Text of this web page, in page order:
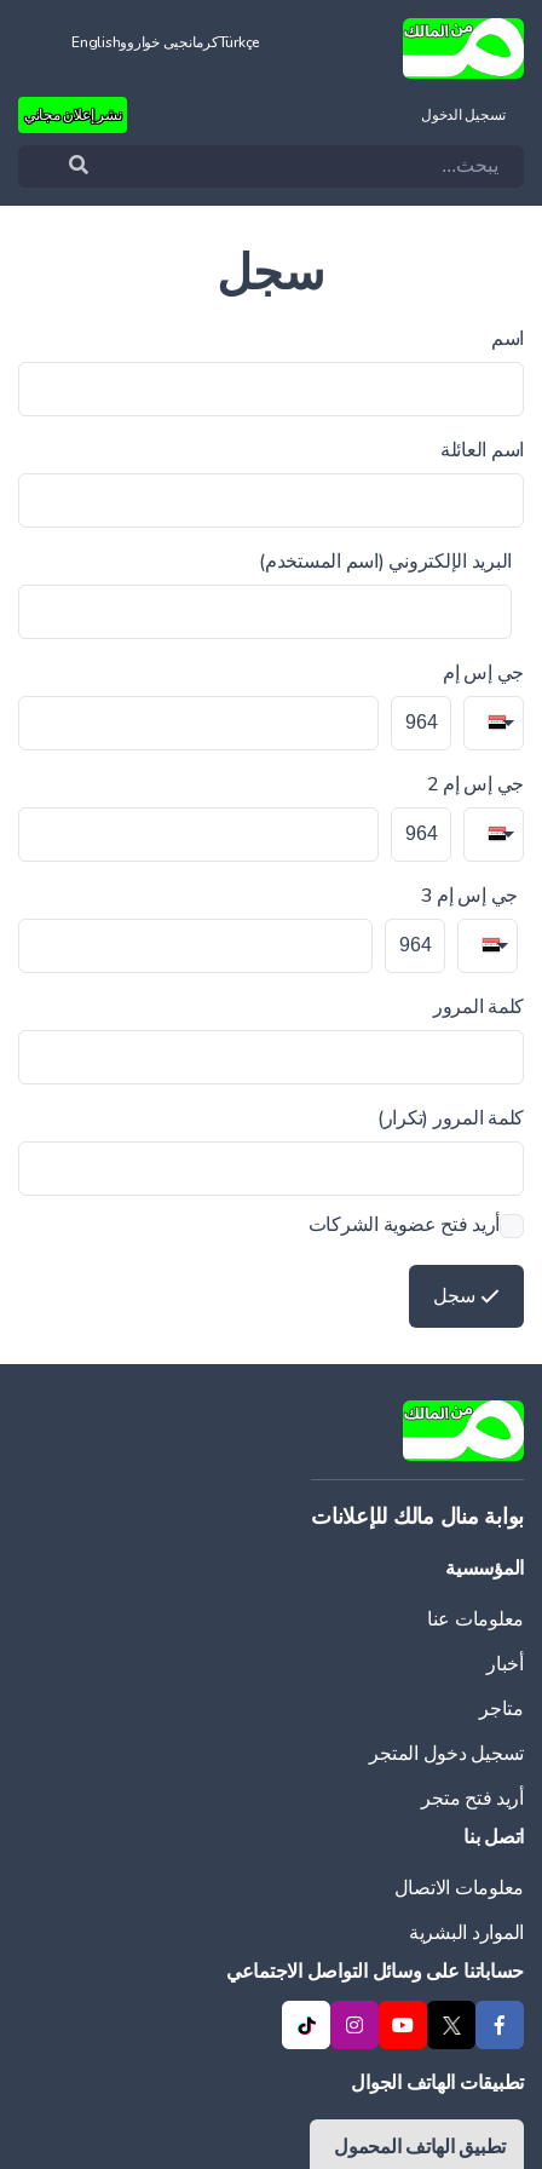
Türkçeکرمانجیی خوارووEnglish
تسجيل الدخول نشر إعلان مجاني
سجل
اسم
اسم العائلة
البريد الإلكتروني (اسم المستخدم)
جي إس إم
جي إس إم 2
جي إس إم 3
كلمة المرور
كلمة المرور (تكرار)
أريد فتح عضوية الشركات
سجل
بوابة منال مالك للإعلانات
المؤسسية
معلومات عنا
أخبار
متاجر
تسجيل دخول المتجر
أريد فتح متجر
اتصل بنا
معلومات الاتصال
الموارد البشرية
حساباتنا على وسائل التواصل الاجتماعي
تطبيقات الهاتف الجوال
تطبيق الهاتف المحمول